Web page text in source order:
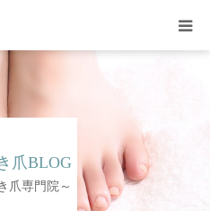
爪BLOG
爪専門院～